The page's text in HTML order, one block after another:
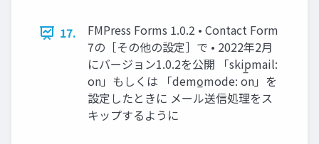
17.
FMPress Forms 1.0.2 • Contact Form
7の［その他の設定］で • 2022年2月
にバージョン1.0.2を公開 「skip̲mail:
on」もしくは 「demo̲mode: on」を
設定したときに メール送信処理をス
キップするように